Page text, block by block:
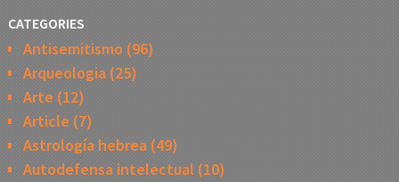
CATEGORIES
Antisemitismo (96)
Arqueologia(25)
Arte (12)
Article (7)
Astrología hebrea(49)
Autodefensa intelectual (10)